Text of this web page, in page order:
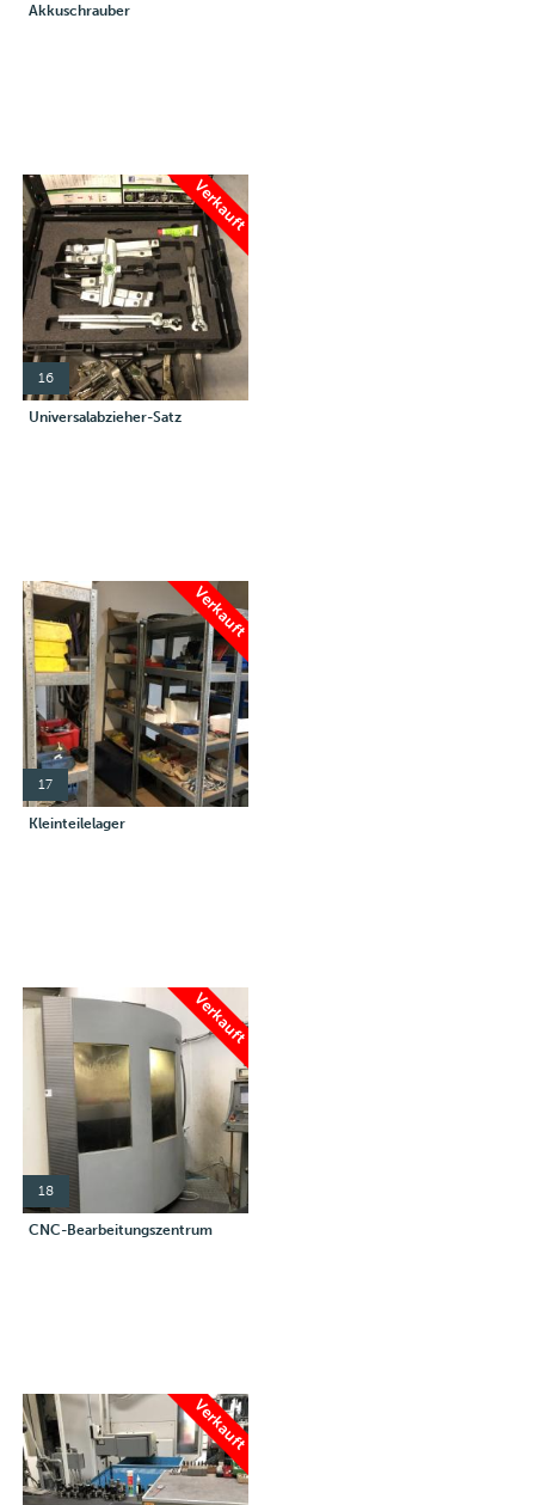
Akkuschrauber
Verkauft
16
Universalabzieher-Satz
Verkauft
17
Kleinteilelager
Verkauft
18
CNC-Bearbeitungszentrum
Verkauft